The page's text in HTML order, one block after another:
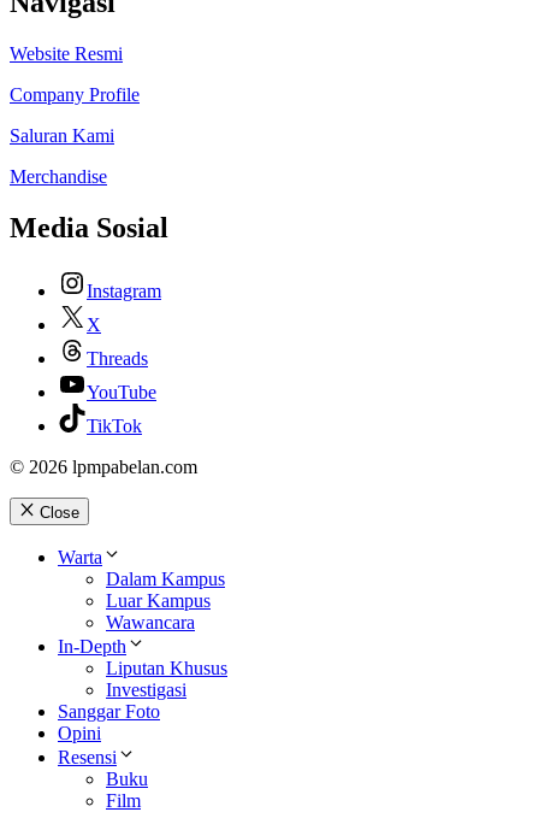
Website Resmi
Company Profile
Saluran Kami
Merchandise
Media Sosial
Instagram
X
Threads
YouTube
TikTok
© 2026 lpmpabelan.com
Close
Warta
Dalam Kampus
Luar Kampus
Wawancara
In-Depth
Liputan Khusus
Investigasi
Sanggar Foto
Opini
Resensi
Buku
Film